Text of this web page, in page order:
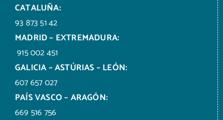
CATALUÑA:
93 873 51 42
MADRID – EXTREMADURA:
915 002 451
GALICIA – ASTÚRIAS – LEÓN:
607 657 027
PAÍS VASCO – ARAGÓN:
669 516 756